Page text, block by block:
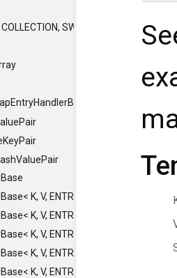
SWAP_ERASE, false >
K, V, ENTRY_HANDLER,
K, V, ENTRY_HANDLER,
K, V, ENTRY_HANDLER,
K, V, ENTRY_HANDLER,
K, V, ENTRY_HANDLER,